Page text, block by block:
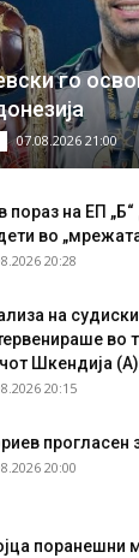
го
07.08.2026 21:00
пораз на ЕП
во
20:28
на
во
Шкендија
20:15
прогласен
20:00
поранешни